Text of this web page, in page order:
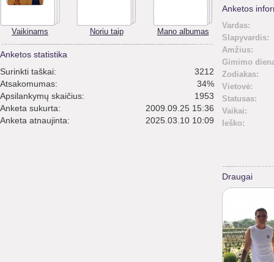
Vaikinams Noriu taip Mano albumas
Anketos statistika
Surinkti taškai:
3212
Atsakomumas:
34%
Apsilankymų skaičius:
1953
Anketa sukurta:
2009.09.25 15:36
Anketa atnaujinta:
2025.03.10 10:09
Anketos
Vardas:
Slapyvardis:
Amžius:
Gimimo
Zodiakas:
Vietovė:
Statusas:
Vaikai:
Ieško:
Draugai